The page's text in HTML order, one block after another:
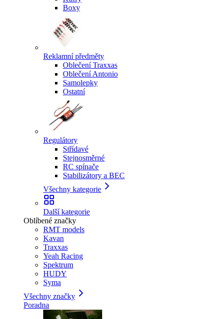
Boxy
Reklamní předměty
Oblečení Traxxas
Oblečení Antonio
Samolepky
Ostatní
Regulátory
Střídavé
Stejnosměrné
RC spínače
Stabilizátory a BEC
Všechny kategorie
Další kategorie
Oblíbené značky
RMT models
Kavan
Traxxas
Yeah Racing
Spektrum
HUDY
Syma
Všechny značky
Poradna